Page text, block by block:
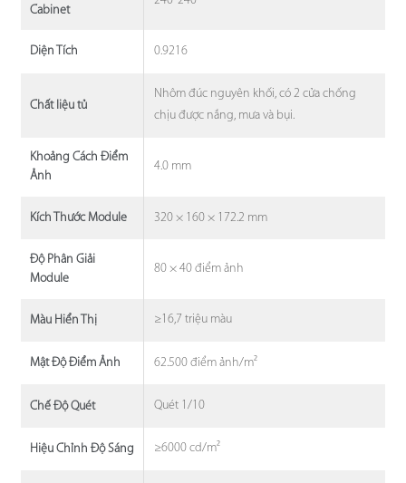
Cabinet
Diện Tích 0.9216
Chất liệu tủ
Nhôm đúc nguyên khối, có 2 cửa chống
chịu được nắng, mưa và bụi.
Khoảng Cách Điểm
Ảnh
4.0 mm
Kích Thước Module 320 × 160 × 172.2 mm
Độ Phân Giải
Module
80 × 40 điểm ảnh
Màu Hiển Thị ≥16,7 triệu màu
Mật Độ Điểm Ảnh 62.500 điểm ảnh/m²
Chế Độ Quét Quét 1/10
Hiệu Chỉnh Độ Sáng ≥6000 cd/m²